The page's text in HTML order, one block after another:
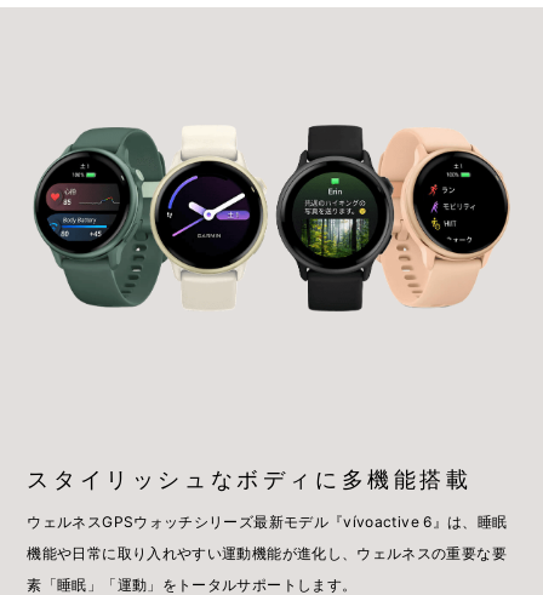
スタイリッシュなボディに多機能搭載
ウェルネスGPSウォッチシリーズ最新モデル『vívoactive 6』は、睡眠
機能や日常に取り入れやすい運動機能が進化し、ウェルネスの重要な要
素「睡眠」「運動」をトータルサポートします。